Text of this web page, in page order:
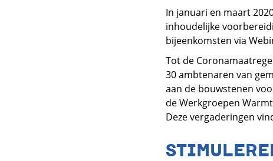
In januari en maart
inhoudelijke
bijeenkomsten via
Tot de
30 ambtenaren van
aan de bouwstenen
de Werkgroepen
Deze vergaderingen